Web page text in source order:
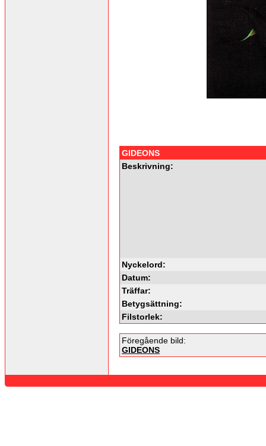
GIDEONS
Beskrivning:
Nyckelord:
Datum:
Träffar:
Betygsättning:
Filstorlek:
Föregående bild:
GIDEONS